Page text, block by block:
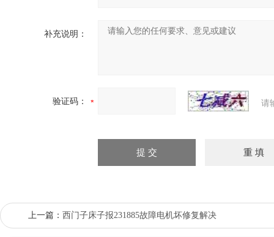
补充说明：
验证码： 请
上一篇： 西门子床子报231885故障电机坏修复解决